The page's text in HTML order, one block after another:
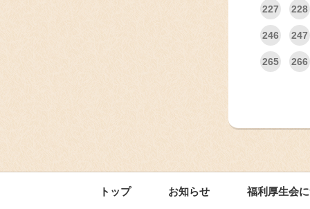
227 228
246 247
265 266
トップ お知らせ 福利厚生会